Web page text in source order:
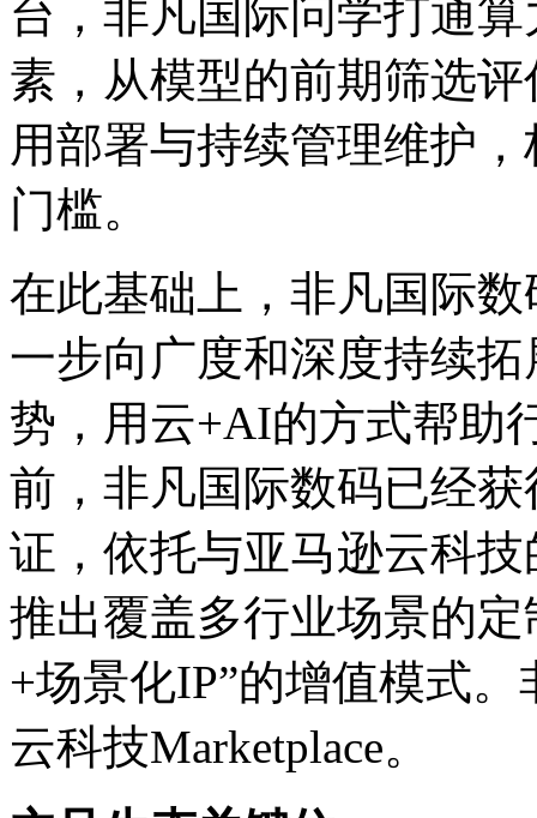
台，非凡国际问学打通算力
素，从模型的前期筛选
用部署与持续管理维护
门槛。
在此基础上，非凡国
一步向广度和深度持续拓
势，用云+AI的方式帮
前，非凡国际数码已
证，依托与亚马逊云科
推出覆盖多行业场景的定
+场景化IP”的增值模式
云科技Marketplace。